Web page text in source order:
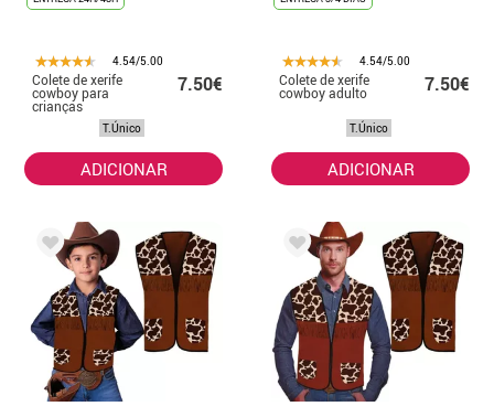
4.54/5.00
Colete de xerife
cowboy para
crianças
7.50€
T.Único
ADICIONAR
4.54/5.00
Colete de xerife
cowboy adulto 7.50€
T.Único
ADICIONAR